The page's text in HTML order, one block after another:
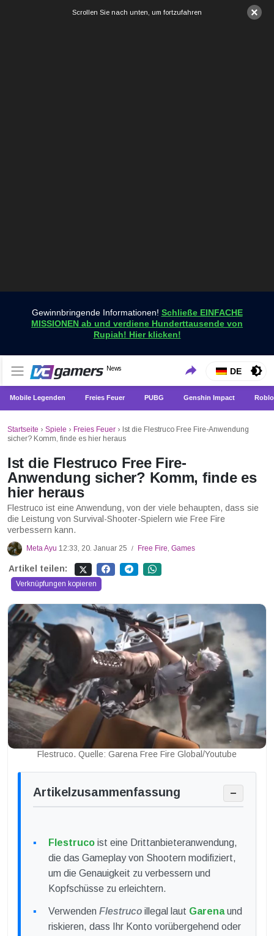
×
Scrollen Sie nach unten, um fortzufahren
Gewinnbringende Informationen! Schließe EINFACHE
MISSIONEN ab und verdiene Hunderttausende von
Rupiah! Hier klicken!
VCGamers-Neuigkeiten
News
Holen Sie sich die neuesten Spielnachrichten nur bei
VCGamers
DE
Mobile Legenden Freies Feuer PUBG Genshin Impact
Startseite › Spiele › Freies Feuer › Ist die Flestruco Free Fire-Anwendung
sicher? Komm, finde es hier heraus
Ist die Flestruco Free Fire-
Anwendung sicher? Komm, finde es
hier heraus
Flestruco ist eine Anwendung, von der viele behaupten, dass sie
die Leistung von Survival-Shooter-Spielern wie Free Fire
verbessern kann.
Meta Ayu 12:33, 20. Januar 25 / Free Fire, Games
Artikel teilen:
Verknüpfungen kopieren
Flestruco. Quelle: Garena Free Fire Global/Youtube
Artikelzusammenfassung −
Flestruco ist eine Drittanbieteranwendung,
die das Gameplay von Shootern modifiziert,
um die Genauigkeit zu verbessern und
Kopfschüsse zu erleichtern.
Verwenden Flestruco illegal laut Garenaund
riskieren, dass Ihr Konto vorübergehend oder